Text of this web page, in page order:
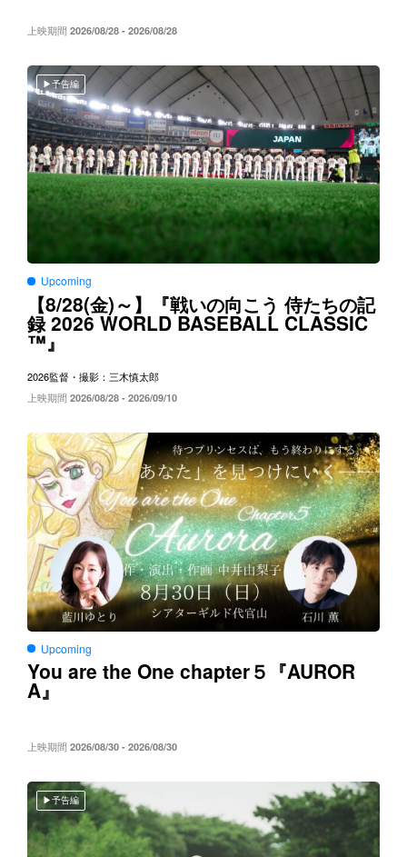
上映期間 2026/08/28 - 2026/08/28
予告編
Upcoming
【8/28(金)～】『戦いの向こう 侍たちの記
録2026 WORLD BASEBALL CLASSIC
™』
2026監督・撮影：三木慎太郎
上映期間 2026/08/28 - 2026/09/10
Upcoming
You are the One chapter５ 『AUROR
A』
上映期間 2026/08/30 - 2026/08/30
予告編